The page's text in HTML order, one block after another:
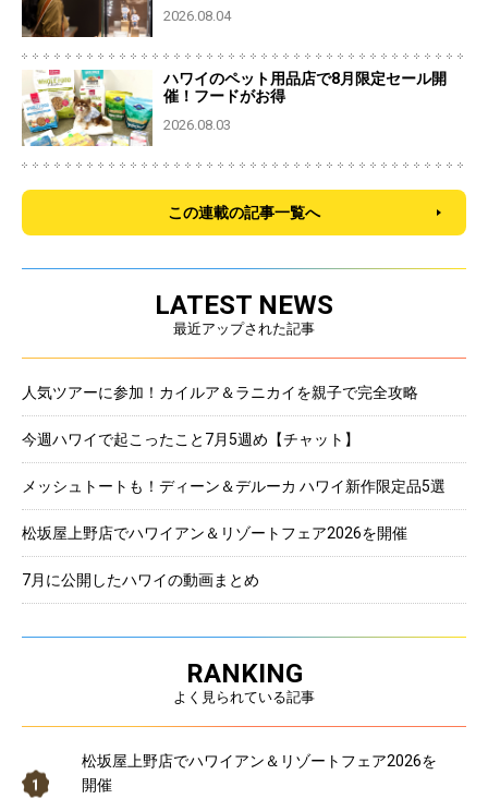
2026.08.04
ハワイのペット用品店で8月限定セール開
催！フードがお得
2026.08.03
この連載の記事一覧へ
LATEST NEWS
最近アップされた記事
人気ツアーに参加！カイルア＆ラニカイを親子で完全攻略
今週ハワイで起こったこと7月5週め【チャット】
メッシュトートも！ディーン＆デルーカ ハワイ新作限定品5選
松坂屋上野店でハワイアン＆リゾートフェア2026を開催
7月に公開したハワイの動画まとめ
RANKING
よく見られている記事
松坂屋上野店でハワイアン＆リゾートフェア2026を
開催